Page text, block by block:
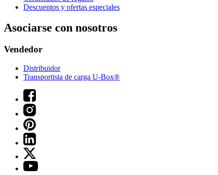
Descuentos y ofertas especiales
Asociarse con nosotros
Vendedor
Distribuidor
Transportista de carga U-Box®